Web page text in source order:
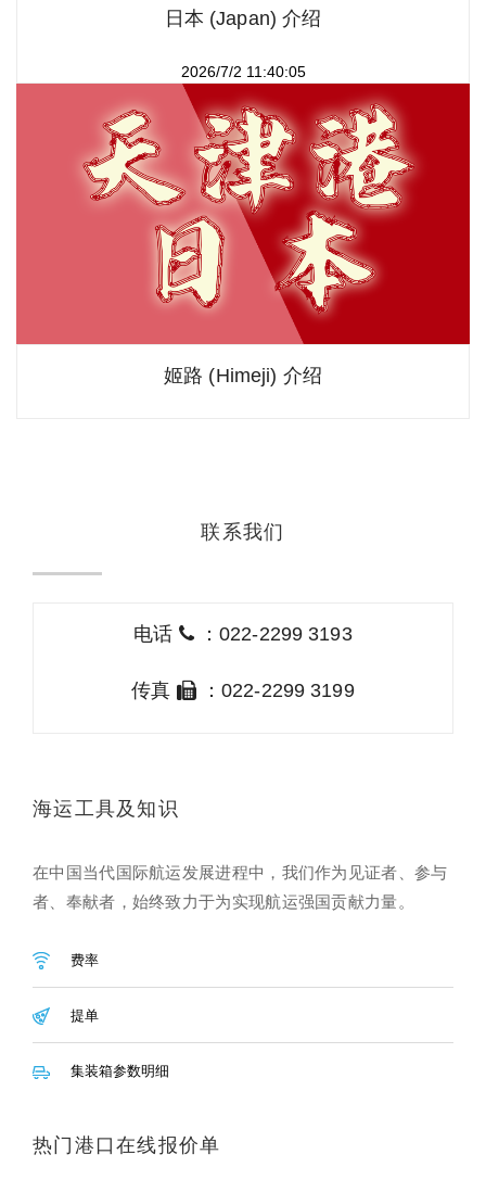
日本 (Japan) 介绍
2026/7/2 11:40:05
姬路 (Himeji) 介绍
联系我们
电话 ：022-2299 3193
传真 ：022-2299 3199
海运工具及知识
在中国当代国际航运发展进程中，我们作为见证者、参与
者、奉献者，始终致力于为实现航运强国贡献力量。
费率
提单
集装箱参数明细
热门港口在线报价单